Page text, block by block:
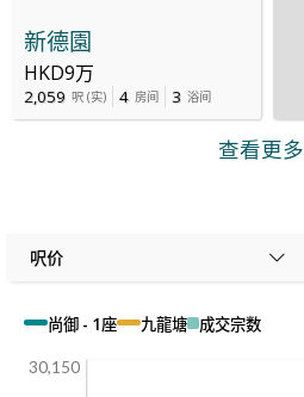
新德園
HKD9万
2,059 呎 (实) 4 房间 3 浴间
查看更多
呎价
尚御 - 1座 九龍塘 成交宗数
30,150